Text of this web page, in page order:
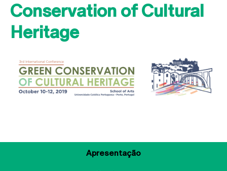
Conservation of Cultural
Heritage
Apresentação